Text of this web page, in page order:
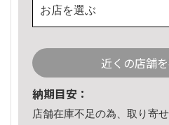
お店を選ぶ
近くの店舗
納期目安：
店舗在庫不足の為、取り寄